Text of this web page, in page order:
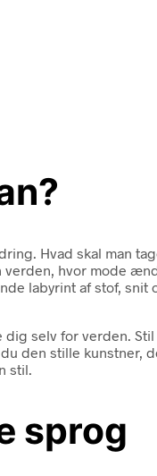
Hvad skal man
hvor mode
labyrint af stof,
selv for verden.
den stille
stil.
sprog